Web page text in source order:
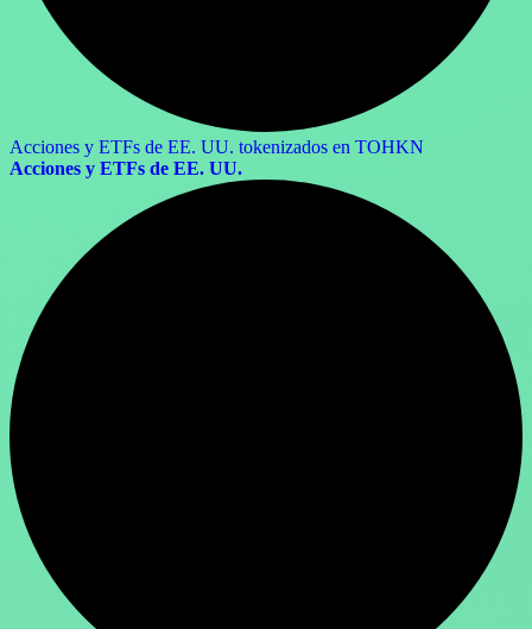
Acciones y ETFs de EE. UU. tokenizados en TOHKN
Acciones y ETFs de EE. UU.